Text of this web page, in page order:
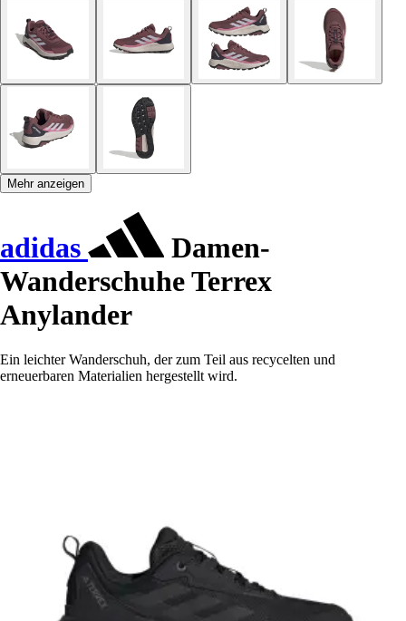
Mehr anzeigen
adidas
Damen-
Wanderschuhe Terrex
Anylander
Ein leichter Wanderschuh, der zum Teil aus recycelten und
erneuerbaren Materialien hergestellt wird.